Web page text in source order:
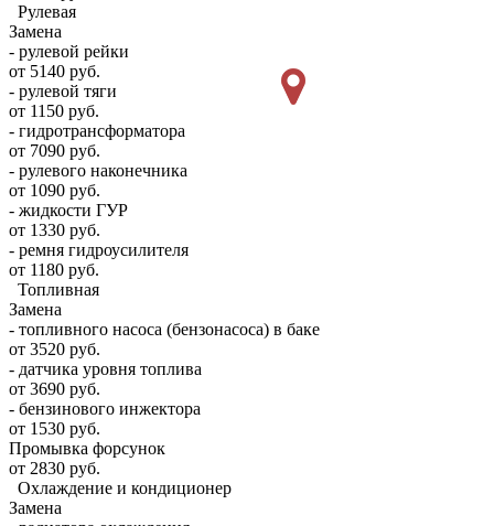
Рулевая
Замена
- рулевой рейки
от 5140 руб.
- рулевой тяги
от 1150 руб.
- гидротрансформатора
от 7090 руб.
- рулевого наконечника
от 1090 руб.
- жидкости ГУР
от 1330 руб.
- ремня гидроусилителя
от 1180 руб.
Топливная
Замена
- топливного насоса (бензонасоса) в баке
от 3520 руб.
- датчика уровня топлива
от 3690 руб.
- бензинового инжектора
от 1530 руб.
Промывка форсунок
от 2830 руб.
Охлаждение и кондиционер
Замена